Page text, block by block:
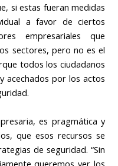
si estas fueran medidas
a favor de ciertos
empresariales que
sectores, pero no es el
todos los ciudadanos
acechados por los actos
es pragmática y
que esos recursos se
de seguridad. “Sin